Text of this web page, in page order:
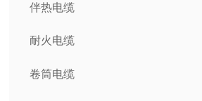
伴热电缆
耐火电缆
卷筒电缆